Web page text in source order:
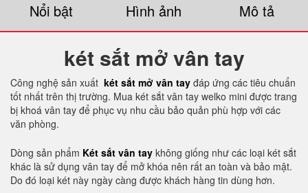
Nổi bật Hình ảnh Mô tả
két sắt mở vân tay
Công nghệ sản xuất két sắt mở vân tay đáp ứng các tiêu chuẩn
tốt nhất trên thị trường. Mua két sắt vân tay welko mini được trang
bị khoá vân tay để phục vụ nhu cầu bảo quản phù hợp với các
văn phòng.
Dòng sản phẩm Két sắt vân tay không giống như các loại két sắt
khác là sử dụng vân tay để mở khóa nên rất an toàn và bảo mật.
Do đó loại két này ngày càng được khách hàng tin dùng hơn.